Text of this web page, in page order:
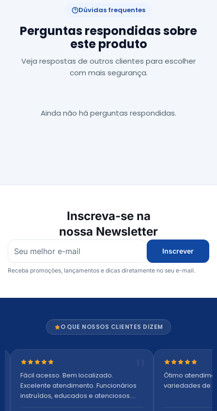
Dúvidas frequentes
Perguntas respondidas sobre
este produto
Veja respostas de outros clientes para escolher
com mais segurança.
Ainda não há perguntas respondidas.
Inscreva-se na
nossa Newsletter
Inscrever
Receba promoções, lançamentos e dicas diretamente no seu e-mail.
O QUE NOSSOS CLIENTES DIZEM
Nota 5 de 5 estrelas
Fácil acesso. Bem localizado.
Excelente atendimento. Funcionários
instruídos, educados e atenciosos.
Nota 5 de 5
Ótimo
variedades de